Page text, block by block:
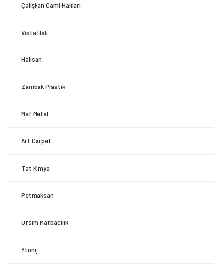
Çalışkan Cami Halıları
Vista Halı
Halısan
Zambak Plastik
Maf Metal
Art Carpet
Tat Kimya
Petmaksan
Ofsim Matbacılık
Ytong